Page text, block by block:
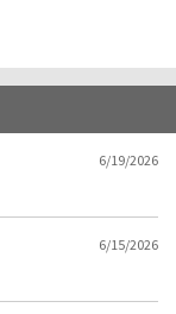
6/19/2026
6/15/2026